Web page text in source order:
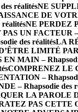
réalitésNE
DE
NE PERDEZ
UN FACTEUR –
des réalitésLA
LIMITÉ
MAIN –
COMPRENEZ LE
–
– Rhapsodie des
LA PAROLE
PAS CETTE